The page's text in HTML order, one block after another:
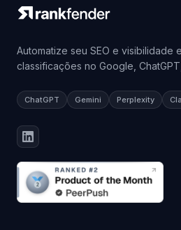
Automatize seu SEO e visibilidade
classificações no Google,
ChatGPT Gemini Perplexity